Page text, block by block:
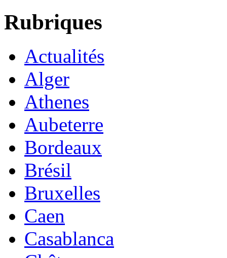
Rubriques
Actualités
Alger
Athenes
Aubeterre
Bordeaux
Brésil
Bruxelles
Caen
Casablanca